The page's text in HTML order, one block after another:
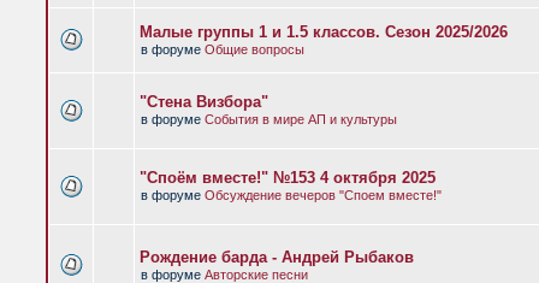
Малые группы 1 и 1.5 классов. Сезон 2025/2026
в форуме Общие вопросы
"Стена Визбора"
в форуме События в мире АП и культуры
"Споём вместе!" №153 4 октября 2025
в форуме Обсуждение вечеров "Споем вместе!"
Рождение барда - Андрей Рыбаков
в форуме Авторские песни